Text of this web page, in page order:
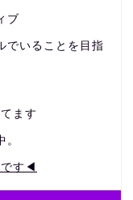
ブ
でいることを目指
ます
す◀